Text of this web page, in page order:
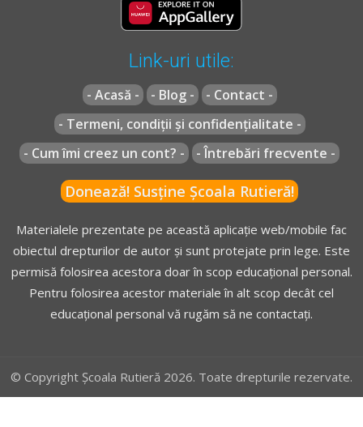
Link-uri utile:
- Acasă - - Blog -
- Contact -
- Termeni, condiții și confidențialitate -
- Cum îmi creez un cont? -
- Întrebări frecvente -
Donează! Susține Școala Rutieră!
Materialele prezentate pe această aplicație web/mobile fac
obiectul drepturilor de autor și sunt protejate prin lege. Este
permisă folosirea acestora doar în scop educațional personal.
Pentru folosirea acestor materiale în alt scop decât cel
educațional personal vă rugăm să ne contactați.
© Copyright Școala Rutieră 2026. Toate drepturile rezervate.